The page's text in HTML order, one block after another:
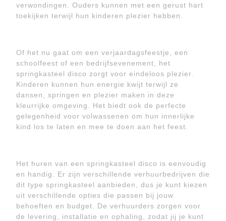
verwondingen. Ouders kunnen met een gerust hart
toekijken terwijl hun kinderen plezier hebben.
Of het nu gaat om een verjaardagsfeestje, een
schoolfeest of een bedrijfsevenement, het
springkasteel disco zorgt voor eindeloos plezier.
Kinderen kunnen hun energie kwijt terwijl ze
dansen, springen en plezier maken in deze
kleurrijke omgeving. Het biedt ook de perfecte
gelegenheid voor volwassenen om hun innerlijke
kind los te laten en mee te doen aan het feest.
Het huren van een springkasteel disco is eenvoudig
en handig. Er zijn verschillende verhuurbedrijven die
dit type springkasteel aanbieden, dus je kunt kiezen
uit verschillende opties die passen bij jouw
behoeften en budget. De verhuurders zorgen voor
de levering, installatie en ophaling, zodat jij je kunt